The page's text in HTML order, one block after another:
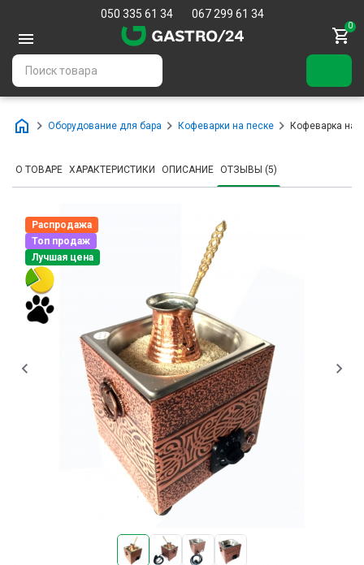
050 335 61 34 067 299 61 34
0
Оборудование для бара Кофеварки на песке Кофеварка на
О ТОВАРЕ ХАРАКТЕРИСТИКИ ОПИСАНИЕ ОТЗЫВЫ (5)
Распродажа
Топ продаж
Лучшая цена